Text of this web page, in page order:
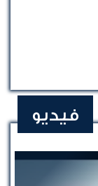
فيديو